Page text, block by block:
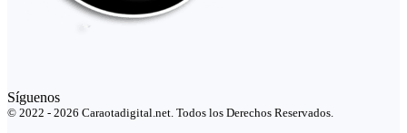
Síguenos
© 2022 - 2026 Caraotadigital.net. Todos los Derechos Reservados.